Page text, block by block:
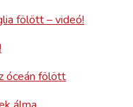
fölött – videó!
óceán fölött